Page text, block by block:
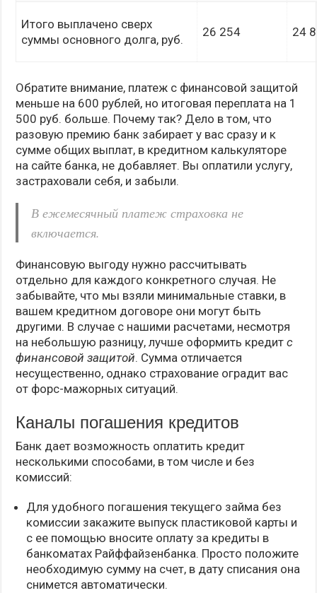
Итого выплачено сверх
суммы основного долга, руб.
26 254 24
Обратите внимание, платеж с финансовой защитой
меньше на 600 рублей, но итоговая переплата на 1
500 руб. больше. Почему так? Дело в том, что
разовую премию банк забирает у вас сразу и к
сумме общих выплат, в кредитном калькуляторе
на сайте банка, не добавляет. Вы оплатили услугу,
застраховали себя, и забыли.
В ежемесячный платеж страховка не
включается.
Финансовую выгоду нужно рассчитывать
отдельно для каждого конкретного случая. Не
забывайте, что мы взяли минимальные ставки, в
вашем кредитном договоре они могут быть
другими. В случае с нашими расчетами, несмотря
на небольшую разницу, лучше оформить кредит с
финансовой защитой. Сумма отличается
несущественно, однако страхование оградит вас
от форс-мажорных ситуаций.
Каналы погашения кредитов
Банк дает возможность оплатить кредит
несколькими способами, в том числе и без
комиссий:
Для удобного погашения текущего займа без
комиссии закажите выпуск пластиковой карты и
с ее помощью вносите оплату за кредиты в
банкоматах Райффайзенбанка. Просто положите
необходимую сумму на счет, в дату списания она
снимется автоматически.